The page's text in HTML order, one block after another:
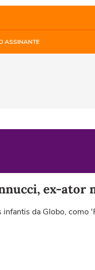
ASSINANTE
ex-ator
da Globo, como